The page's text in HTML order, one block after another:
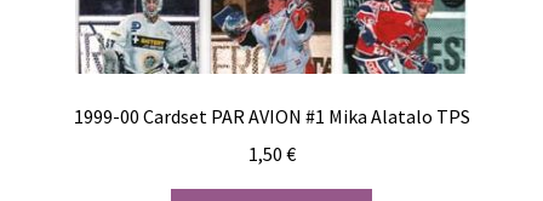
1999-00 Cardset PAR AVION #1 Mika Alatalo TPS
1,50 €